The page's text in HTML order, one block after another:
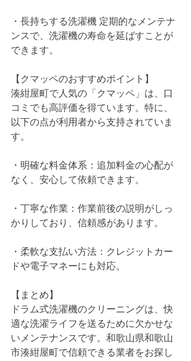
・長持ちする洗濯機 定期的なメンテナ
ンスで、洗濯機の寿命を延ばすことが
できます。
【クマッペのおすすめポイント】
湊紺屋町で人気の「クマッペ」は、口
コミでも高評価を得ています。特に、
以下の点が利用者から支持されていま
す。
・明確な料金体系：追加料金の心配が
なく、安心して依頼できます。
・丁寧な作業：作業前後の説明がしっ
かりしており、信頼感があります。
・柔軟な支払い方法：クレジットカー
ドや電子マネーにも対応。
【まとめ】
ドラム式洗濯機のクリーニングは、快
適な洗濯ライフを送るために欠かせな
いメンテナンスです。和歌山県和歌山
市湊紺屋町で信頼できる業者をお探し